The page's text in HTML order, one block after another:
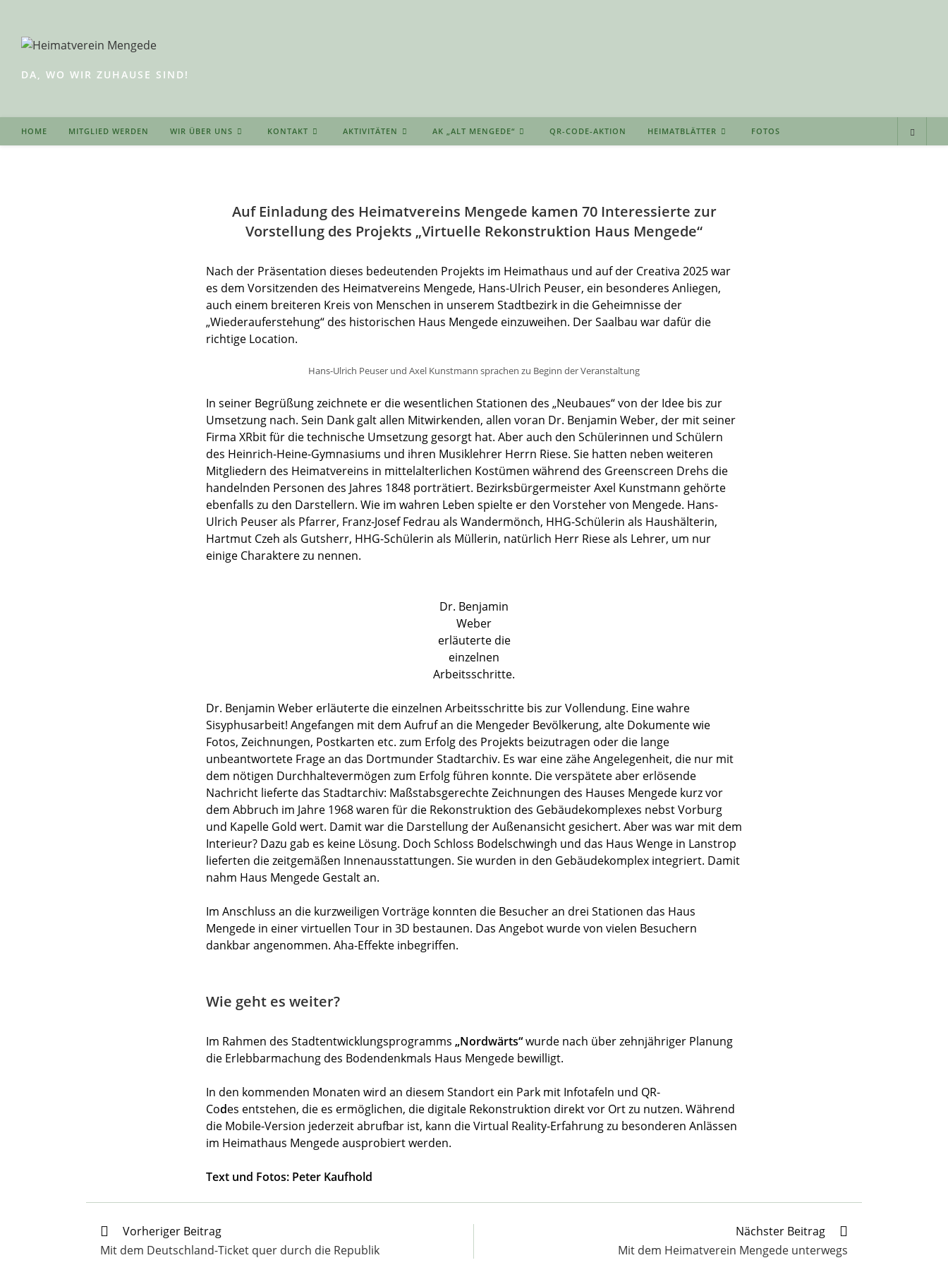
springen
DA, WO WIR ZUHAUSE SIND!
HOME MITGLIED WERDEN WIR ÜBER UNS KONTAKT AKTIVITÄTEN AK „ALT MENGEDE“ QR-CODE-AKTION HEIMATBLÄTTER FOTOS
Auf Einladung des Heimatvereins Mengede kamen 70 Interessierte zur
Vorstellung des Projekts „Virtuelle Rekonstruktion Haus Mengede“
Nach der Präsentation dieses bedeutenden Projekts im Heimathaus und auf der Creativa 2025 war
es dem Vorsitzenden des Heimatvereins Mengede, Hans-Ulrich Peuser, ein besonderes Anliegen,
auch einem breiteren Kreis von Menschen in unserem Stadtbezirk in die Geheimnisse der
„Wiederauferstehung“ des historischen Haus Mengede einzuweihen. Der Saalbau war dafür die
richtige Location.
Hans-Ulrich Peuser und Axel Kunstmann sprachen zu Beginn der Veranstaltung
In seiner Begrüßung zeichnete er die wesentlichen Stationen des „Neubaues“ von der Idee bis zur
Umsetzung nach. Sein Dank galt allen Mitwirkenden, allen voran Dr. Benjamin Weber, der mit seiner
Firma XRbit für die technische Umsetzung gesorgt hat. Aber auch den Schülerinnen und Schülern
des Heinrich-Heine-Gymnasiums und ihren Musiklehrer Herrn Riese. Sie hatten neben weiteren
Mitgliedern des Heimatvereins in mittelalterlichen Kostümen während des Greenscreen Drehs die
handelnden Personen des Jahres 1848 porträtiert. Bezirksbürgermeister Axel Kunstmann gehörte
ebenfalls zu den Darstellern. Wie im wahren Leben spielte er den Vorsteher von Mengede. Hans-
Ulrich Peuser als Pfarrer, Franz-Josef Fedrau als Wandermönch, HHG-Schülerin als Haushälterin,
Hartmut Czeh als Gutsherr, HHG-Schülerin als Müllerin, natürlich Herr Riese als Lehrer, um nur
einige Charaktere zu nennen.
Dr. Benjamin
Weber
erläuterte die
einzelnen
Arbeitsschritte.
Dr. Benjamin Weber erläuterte die einzelnen Arbeitsschritte bis zur Vollendung. Eine wahre
Sisyphusarbeit! Angefangen mit dem Aufruf an die Mengeder Bevölkerung, alte Dokumente wie
Fotos, Zeichnungen, Postkarten etc. zum Erfolg des Projekts beizutragen oder die lange
unbeantwortete Frage an das Dortmunder Stadtarchiv. Es war eine zähe Angelegenheit, die nur mit
dem nötigen Durchhaltevermögen zum Erfolg führen konnte. Die verspätete aber erlösende
Nachricht lieferte das Stadtarchiv: Maßstabsgerechte Zeichnungen des Hauses Mengede kurz vor
dem Abbruch im Jahre 1968 waren für die Rekonstruktion des Gebäudekomplexes nebst Vorburg
und Kapelle Gold wert. Damit war die Darstellung der Außenansicht gesichert. Aber was war mit dem
Interieur? Dazu gab es keine Lösung. Doch Schloss Bodelschwingh und das Haus Wenge in Lanstrop
lieferten die zeitgemäßen Innenausstattungen. Sie wurden in den Gebäudekomplex integriert. Damit
nahm Haus Mengede Gestalt an.
Im Anschluss an die kurzweiligen Vorträge konnten die Besucher an drei Stationen das Haus
Mengede in einer virtuellen Tour in 3D bestaunen. Das Angebot wurde von vielen Besuchern
dankbar angenommen. Aha-Effekte inbegriffen.
Wie geht es weiter?
Im Rahmen des Stadtentwicklungsprogramms „Nordwärts“wurde nach über zehnjähriger Planung
die Erlebbarmachung des Bodendenkmals Haus Mengede bewilligt.
In den kommenden Monaten wird an diesem Standort ein Park mit Infotafeln und QR-
Codes entstehen, die es ermöglichen, die digitale Rekonstruktion direkt vor Ort zu nutzen. Während
die Mobile-Version jederzeit abrufbar ist, kann die Virtual Reality-Erfahrung zu besonderen Anlässen
im Heimathaus Mengede ausprobiert werden.
Text und Fotos: Peter Kaufhold
Weitere
Artikel
ansehen
Vorheriger Beitrag
Mit dem Deutschland-Ticket quer durch die Republik
Nächster Beitrag
Mit dem Heimatverein Mengede unterwegs